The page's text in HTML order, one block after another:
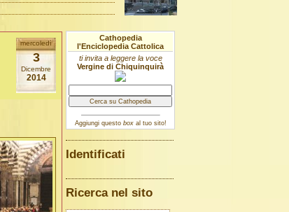
mercoledì
3
Dicembre
2014
Cathopedia
l'Enciclopedia Cattolica
ti invita a leggere la voce
Vergine di Chiquinquirà
Aggiungi questo boxal tuo sito!
Identificati
Ricerca nel sito